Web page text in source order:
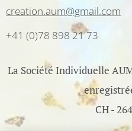
creation.aum@gmail.com
+41 (0)78 898 21 73
La Société Individuelle
CH -